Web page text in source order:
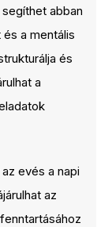
abban
a mentális
és
a
evés a napi
az